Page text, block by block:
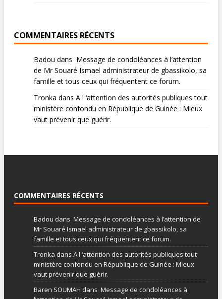
COMMENTAIRES RÉCENTS
Badou dans Message de condoléances à l’attention
de Mr Souaré Ismael administrateur de gbassikolo, sa
famille et tous ceux qui fréquentent ce forum.
Tronka dans A l ‘attention des autorités publiques tout
ministère confondu en République de Guinée : Mieux
vaut prévenir que guérir.
COMMENTAIRES RÉCENTS
Badou dans Message de condoléances à l’attention de
Mr Souaré Ismael administrateur de gbassikolo, sa
famille et tous ceux qui fréquentent ce forum.
Tronka dans A l ‘attention des autorités publiques tout
ministère confondu en République de Guinée : Mieux
vaut prévenir que guérir.
Baren SOUMAH dans Message de condoléances à